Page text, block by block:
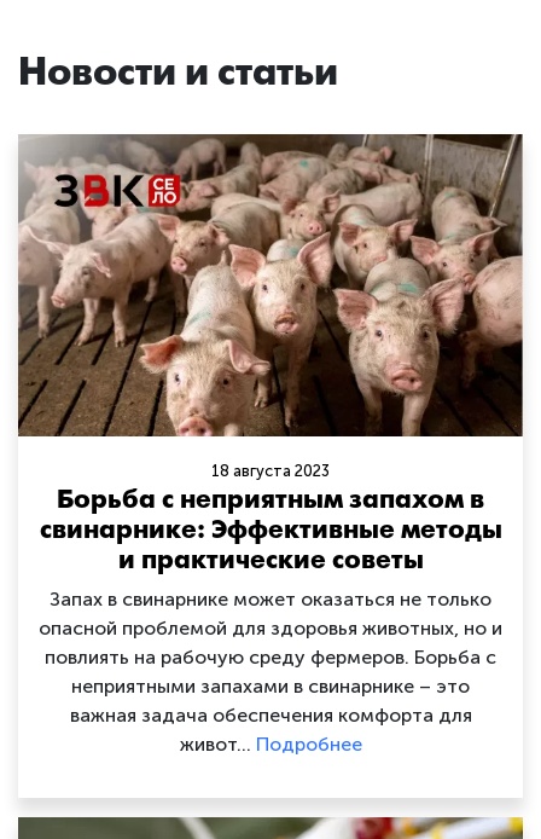
Новости и статьи
18 августа 2023
Борьба с неприятным запахом в
свинарнике: Эффективные методы
и практические советы
Запах в свинарнике может оказаться не только
опасной проблемой для здоровья животных, но и
повлиять на рабочую среду фермеров. Борьба с
неприятными запахами в свинарнике – это
важная задача обеспечения комфорта для
живот… Подробнее